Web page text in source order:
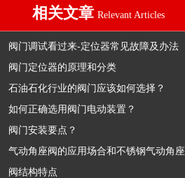
相关文章 Relevant Articles
阀门调试看过来-定位器常见故障及办法
阀门定位器的原理和分类
石油石化行业的阀门应该如何选择？
如何正确选用阀门电动装置？
阀门安装要点？
气动角座阀的应用场合和不锈钢气动角座
阀结构特点